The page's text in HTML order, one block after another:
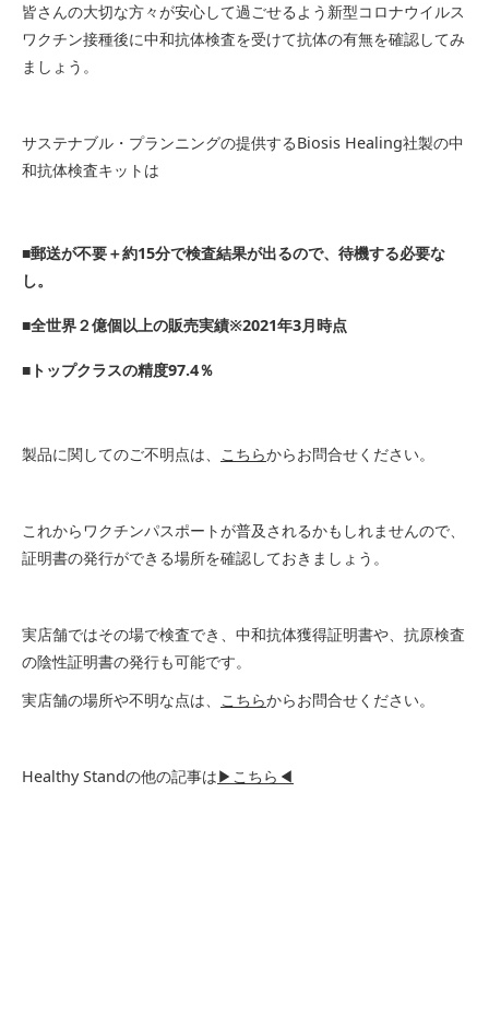
皆さんの大切な方々が安心して過ごせるよう新型コロナウイルス
ワクチン接種後に中和抗体検査を受けて抗体の有無を確認してみ
ましょう。
サステナブル・プランニングの提供するBiosis Healing社製の中
和抗体検査キットは
■郵送が不要＋約15分で検査結果が出るので、待機する必要な
し。
■全世界２億個以上の販売実績※2021年3月時点
■トップクラスの精度97.4％
製品に関してのご不明点は、 こちらからお問合せください。
これからワクチンパスポートが普及されるかもしれませんので、
証明書の発行ができる場所を確認しておきましょう。
実店舗ではその場で検査でき、中和抗体獲得証明書や、抗原検査
の陰性証明書の発行も可能です。
実店舗の場所や不明な点は、
こちらからお問合せください。
Healthy Standの他の記事は▶こちら◀